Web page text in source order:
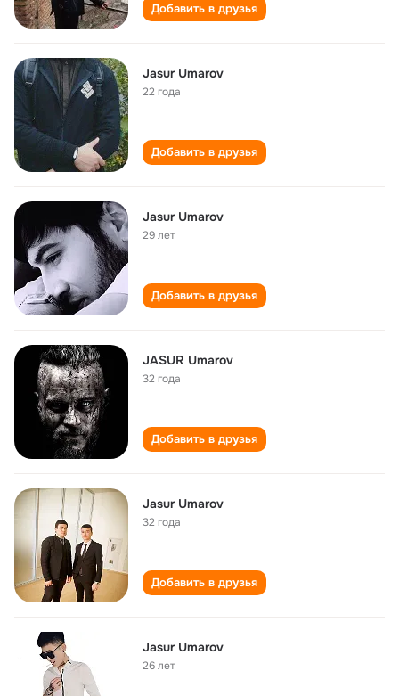
Добавить в друзья
Jasur Umarov
22 года
Добавить в друзья
Jasur Umarov
29 лет
Добавить в друзья
JASUR Umarov
32 года
Добавить в друзья
Jasur Umarov
32 года
Добавить в друзья
Jasur Umarov
26 лет